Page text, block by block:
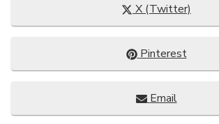
Compartir
en
X (Twitter)
Compartir
en
Pinterest
Compartir
en
Email